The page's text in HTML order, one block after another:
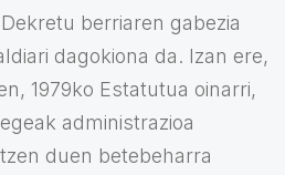
berriaren gabezia
dagokiona da. Izan ere,
1979ko Estatutua oinarri,
administrazioa
duen betebeharra